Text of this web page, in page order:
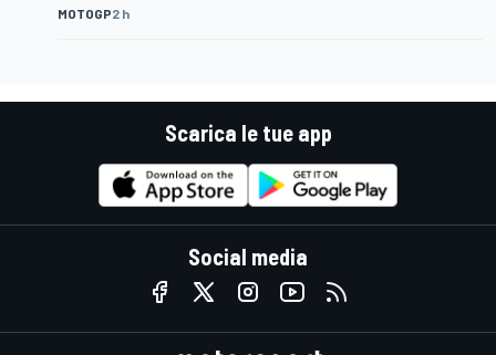
MOTOGP2 h
Scarica le tue app
Social media